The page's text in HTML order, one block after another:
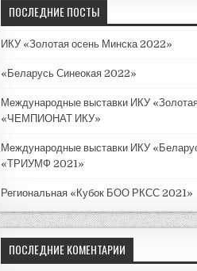
д
л
:
ПОСЛЕДНИЕ ПОСТЫ
ИКУ «Золотая осень Минска 2022»
«Беларусь Синеокая 2022»
Международные выставки ИКУ
«ЧЕМПИОНАТ ИКУ»
Международные выставки ИКУ
«ТРИУМФ 2021»
Региональная «Кубок БОО РКСС 2021»
ПОСЛЕДНИЕ КОМЕНТАРИИ